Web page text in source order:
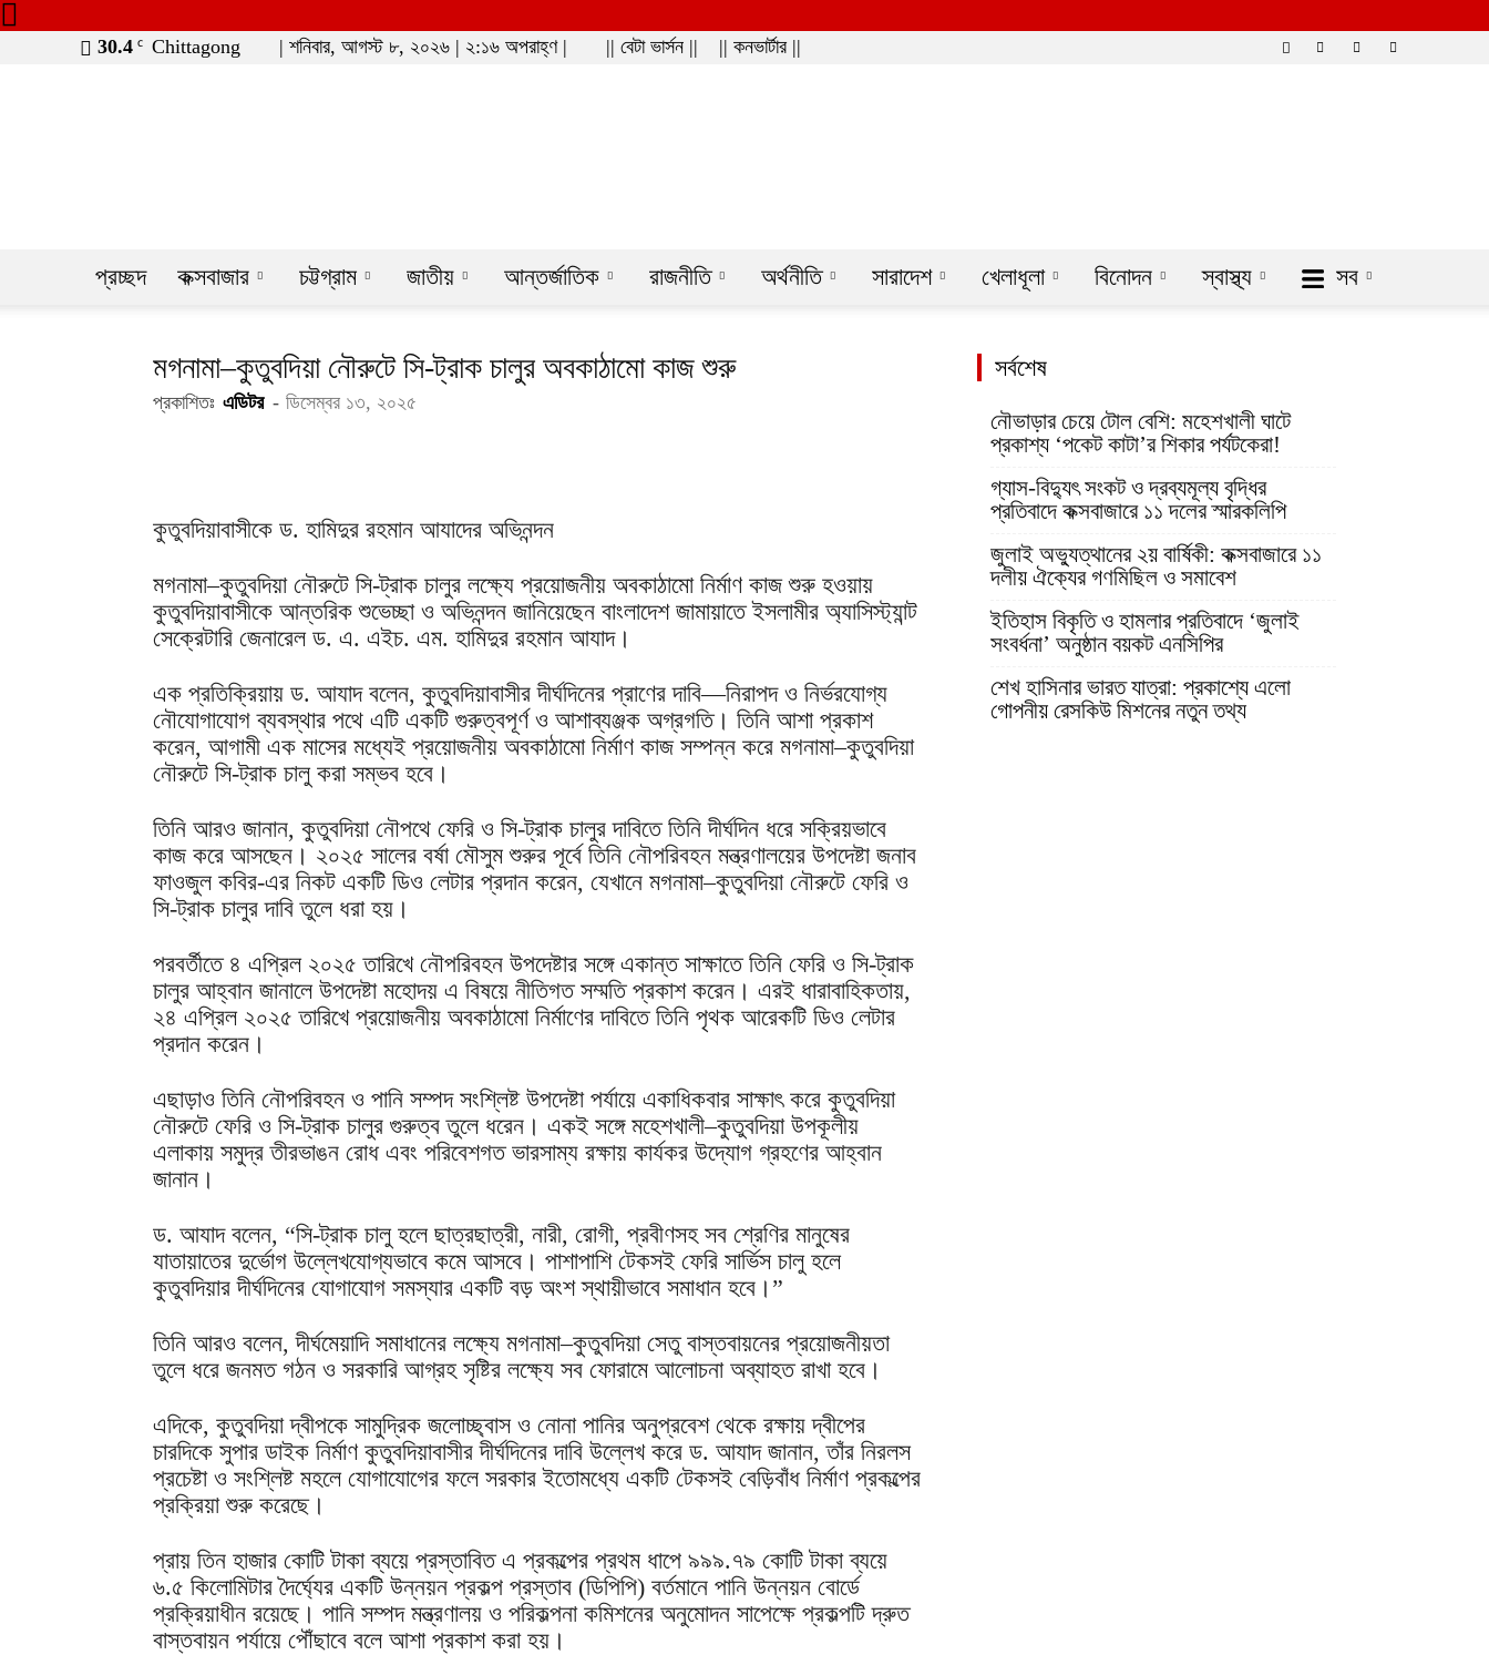
30.4 C Chittagong | শনিবার, আগস্ট ৮, ২০২৬ | ২:১৬ অপরাহ্ণ | || বেটা ভার্সন || || কনভার্টার ||
প্রচ্ছদ কক্সবাজার চট্টগ্রাম জাতীয় আন্তর্জাতিক রাজনীতি অর্থনীতি সারাদেশ খেলাধূলা বিনোদন স্বাস্থ্য সব
মগনামা–কুতুবদিয়া নৌরুটে সি-ট্রাক চালুর অবকাঠামো কাজ শুরু
প্রকাশিতঃ এডিটর - ডিসেম্বর ১৩, ২০২৫
কুতুবদিয়াবাসীকে ড. হামিদুর রহমান আযাদের অভিনন্দন
মগনামা–কুতুবদিয়া নৌরুটে সি-ট্রাক চালুর লক্ষ্যে প্রয়োজনীয় অবকাঠামো নির্মাণ কাজ শুরু হওয়ায়
কুতুবদিয়াবাসীকে আন্তরিক শুভেচ্ছা ও অভিনন্দন জানিয়েছেন বাংলাদেশ জামায়াতে ইসলামীর অ্যাসিস্ট্যান্ট
সেক্রেটারি জেনারেল ড. এ. এইচ. এম. হামিদুর রহমান আযাদ।
এক প্রতিক্রিয়ায় ড. আযাদ বলেন, কুতুবদিয়াবাসীর দীর্ঘদিনের প্রাণের দাবি—নিরাপদ ও নির্ভরযোগ্য
নৌযোগাযোগ ব্যবস্থার পথে এটি একটি গুরুত্বপূর্ণ ও আশাব্যঞ্জক অগ্রগতি। তিনি আশা প্রকাশ
করেন, আগামী এক মাসের মধ্যেই প্রয়োজনীয় অবকাঠামো নির্মাণ কাজ সম্পন্ন করে মগনামা–কুতুবদিয়া
নৌরুটে সি-ট্রাক চালু করা সম্ভব হবে।
তিনি আরও জানান, কুতুবদিয়া নৌপথে ফেরি ও সি-ট্রাক চালুর দাবিতে তিনি দীর্ঘদিন ধরে সক্রিয়ভাবে
কাজ করে আসছেন। ২০২৫ সালের বর্ষা মৌসুম শুরুর পূর্বে তিনি নৌপরিবহন মন্ত্রণালয়ের উপদেষ্টা জনাব
ফাওজুল কবির-এর নিকট একটি ডিও লেটার প্রদান করেন, যেখানে মগনামা–কুতুবদিয়া নৌরুটে ফেরি ও
সি-ট্রাক চালুর দাবি তুলে ধরা হয়।
পরবর্তীতে ৪ এপ্রিল ২০২৫ তারিখে নৌপরিবহন উপদেষ্টার সঙ্গে একান্ত সাক্ষাতে তিনি ফেরি ও সি-ট্রাক
চালুর আহ্বান জানালে উপদেষ্টা মহোদয় এ বিষয়ে নীতিগত সম্মতি প্রকাশ করেন। এরই ধারাবাহিকতায়,
২৪ এপ্রিল ২০২৫ তারিখে প্রয়োজনীয় অবকাঠামো নির্মাণের দাবিতে তিনি পৃথক আরেকটি ডিও লেটার
প্রদান করেন।
এছাড়াও তিনি নৌপরিবহন ও পানি সম্পদ সংশ্লিষ্ট উপদেষ্টা পর্যায়ে একাধিকবার সাক্ষাৎ করে কুতুবদিয়া
নৌরুটে ফেরি ও সি-ট্রাক চালুর গুরুত্ব তুলে ধরেন। একই সঙ্গে মহেশখালী–কুতুবদিয়া উপকূলীয়
এলাকায় সমুদ্র তীরভাঙন রোধ এবং পরিবেশগত ভারসাম্য রক্ষায় কার্যকর উদ্যোগ গ্রহণের আহ্বান
জানান।
ড. আযাদ বলেন, “সি-ট্রাক চালু হলে ছাত্রছাত্রী, নারী, রোগী, প্রবীণসহ সব শ্রেণির মানুষের
যাতায়াতের দুর্ভোগ উল্লেখযোগ্যভাবে কমে আসবে। পাশাপাশি টেকসই ফেরি সার্ভিস চালু হলে
কুতুবদিয়ার দীর্ঘদিনের যোগাযোগ সমস্যার একটি বড় অংশ স্থায়ীভাবে সমাধান হবে।”
তিনি আরও বলেন, দীর্ঘমেয়াদি সমাধানের লক্ষ্যে মগনামা–কুতুবদিয়া সেতু বাস্তবায়নের প্রয়োজনীয়তা
তুলে ধরে জনমত গঠন ও সরকারি আগ্রহ সৃষ্টির লক্ষ্যে সব ফোরামে আলোচনা অব্যাহত রাখা হবে।
এদিকে, কুতুবদিয়া দ্বীপকে সামুদ্রিক জলোচ্ছ্বাস ও নোনা পানির অনুপ্রবেশ থেকে রক্ষায় দ্বীপের
চারদিকে সুপার ডাইক নির্মাণ কুতুবদিয়াবাসীর দীর্ঘদিনের দাবি উল্লেখ করে ড. আযাদ জানান, তাঁর নিরলস
প্রচেষ্টা ও সংশ্লিষ্ট মহলে যোগাযোগের ফলে সরকার ইতোমধ্যে একটি টেকসই বেড়িবাঁধ নির্মাণ প্রকল্পের
প্রক্রিয়া শুরু করেছে।
প্রায় তিন হাজার কোটি টাকা ব্যয়ে প্রস্তাবিত এ প্রকল্পের প্রথম ধাপে ৯৯৯.৭৯ কোটি টাকা ব্যয়ে
৬.৫ কিলোমিটার দৈর্ঘ্যের একটি উন্নয়ন প্রকল্প প্রস্তাব (ডিপিপি) বর্তমানে পানি উন্নয়ন বোর্ডে
প্রক্রিয়াধীন রয়েছে। পানি সম্পদ মন্ত্রণালয় ও পরিকল্পনা কমিশনের অনুমোদন সাপেক্ষে প্রকল্পটি দ্রুত
বাস্তবায়ন পর্যায়ে পৌঁছাবে বলে আশা প্রকাশ করা হয়।
সর্বশেষ
নৌভাড়ার চেয়ে টোল বেশি: মহেশখালী ঘাটে
প্রকাশ্য ‘পকেট কাটা’র শিকার পর্যটকেরা!
গ্যাস-বিদ্যুৎ সংকট ও দ্রব্যমূল্য বৃদ্ধির
প্রতিবাদে কক্সবাজারে ১১ দলের স্মারকলিপি
জুলাই অভ্যুত্থানের ২য় বার্ষিকী: কক্সবাজারে ১১
দলীয় ঐক্যের গণমিছিল ও সমাবেশ
ইতিহাস বিকৃতি ও হামলার প্রতিবাদে ‘জুলাই
সংবর্ধনা’ অনুষ্ঠান বয়কট এনসিপির
শেখ হাসিনার ভারত যাত্রা: প্রকাশ্যে এলো
গোপনীয় রেসকিউ মিশনের নতুন তথ্য